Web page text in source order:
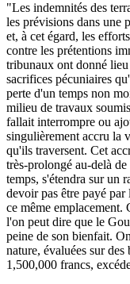
"Les indemnités des
les prévisions dans une
et, à cet égard, les
contre les prétentions
tribunaux ont donné
sacrifices pécuniaires
perte d'un temps non
milieu de travaux
fallait interrompre ou
singulièrement accru la
qu'ils traversent. Cet
très-prolongé au-delà
temps, s'étendra sur un
devoir pas être payé
ce même emplacement.
l'on peut dire que le
peine de son bienfait.
nature, évaluées sur
1,500,000 francs,